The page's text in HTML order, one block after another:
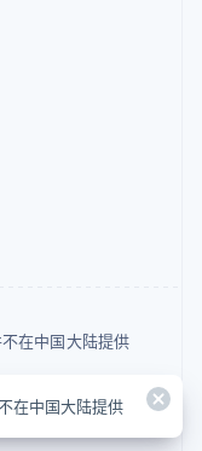
在中国大陆提供
在中国大陆提供